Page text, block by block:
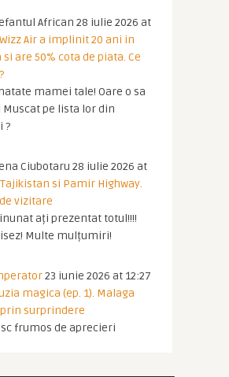
African 28 iulie 2026 at
Wizz Air a implinit 20 ani in
are 50% cota de piata. Ce
mamei tale! Oare o sa
Muscat pe lista lor din
?
Ciubotaru 28 iulie 2026 at
Tajikistan si Pamir Highway.
vizitare
ați prezentat totul!!!!
Multe mulțumiri!
23 iunie 2026 at 12:27
magica (ep. 1). Malaga
surprindere
frumos de aprecieri